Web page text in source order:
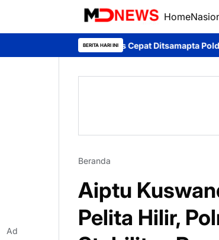
Home
BERITA HARI INI
Respons Cepat Ditsamapta Polda Kalteng Tangani
Beranda
Aiptu
Pelita Hilir,
Ad